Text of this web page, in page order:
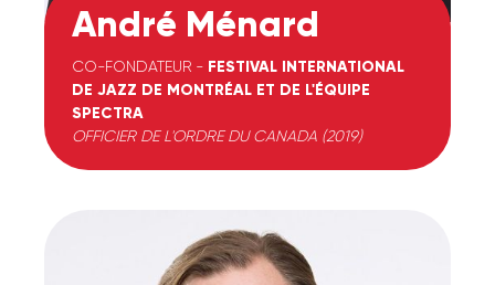
André Ménard
CO-FONDATEUR - FESTIVAL INTERNATIONAL
DE JAZZ DE MONTRÉAL ET DE L'ÉQUIPE
SPECTRA
OFFICIER DE L'ORDRE DU CANADA (2019)